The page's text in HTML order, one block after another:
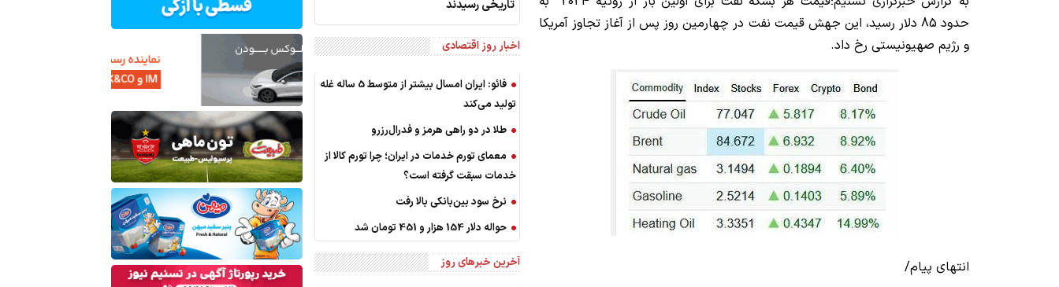
حدود 85 دلار رسید، این جهش قیمت نفت در چهارمین روز پس از آغاز تجاوز آمریکا
و رژیم صهیونیستی رخ داد.
انتهای پیام/
تاریخی رسیدند
اخبار روز اقتصادی
فائو: ایران امسال بیشتر از متوسط 5 ساله غله
تولید می‌کند
طلا در دو راهی هرمز و فدرال‌رزرو
معمای تورم خدمات در ایران؛ چرا تورم کالا از
خدمات سبقت گرفته است؟
نرخ سود بین‌بانکی بالا رفت
حواله دلار 154 هزار و 451 تومان شد
آخرین خبرهای روز